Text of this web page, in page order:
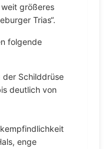
größeres
Trias“.
folgende
der Schilddrüse
deutlich von
enge